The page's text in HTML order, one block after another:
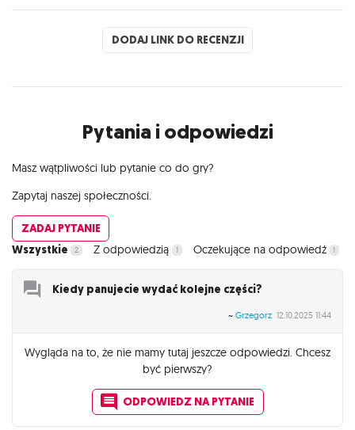
DODAJ LINK DO RECENZJI
Pytania i odpowiedzi
Wszystkie 2 Z odpowiedzią 1 Oczekujące na odpowiedź 1
Kiedy panujecie wydać kolejne części?
~ Grzegorz 12.10.2025 11:44
Wygląda na to, że nie mamy tutaj jeszcze odpowiedzi. Chcesz
być pierwszy?
ODPOWIEDZ NA PYTANIE
Masz wątpliwości lub pytanie co do gry?
Zapytaj naszej społeczności.
ZADAJ PYTANIE